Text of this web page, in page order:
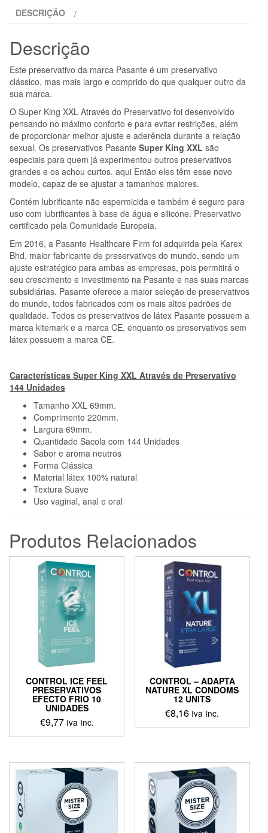
PRESERVATIVOS
KING
UNIDADES
DESCRIÇÃO
Descrição
Este preservativo da marca Pasante é um preservativo
clássico, mas mais largo e comprido do que qualquer outro da
sua marca.
O Super King XXL Através do Preservativo foi desenvolvido
pensando no máximo conforto e para evitar restrições, além
de proporcionar melhor ajuste e aderência durante a relação
sexual. Os preservativos Pasante Super King XXL são
especiais para quem já experimentou outros preservativos
grandes e os achou curtos. aqui Então eles têm esse novo
modelo, capaz de se ajustar a tamanhos maiores.
Contém lubrificante não espermicida e também é seguro para
uso com lubrificantes à base de água e silicone. Preservativo
certificado pela Comunidade Europeia.
Em 2016, a Pasante Healthcare Firm foi adquirida pela Karex
Bhd, maior fabricante de preservativos do mundo, sendo um
ajuste estratégico para ambas as empresas, pois permitirá o
seu crescimento e investimento na Pasante e nas suas marcas
subsidiárias. Pasante oferece a maior seleção de preservativos
do mundo, todos fabricados com os mais altos padrões de
qualidade. Todos os preservativos de látex Pasante possuem a
marca kitemark e a marca CE, enquanto os preservativos sem
látex possuem a marca CE.
Características Super King XXL Através de Preservativo
144 Unidades
Tamanho XXL 69mm.
Comprimento 220mm.
Largura 69mm.
Quantidade Sacola com 144 Unidades
Sabor e aroma neutros
Forma Clássica
Material látex 100% natural
Textura Suave
Uso vaginal, anal e oral
Produtos Relacionados
CONTROL ICE FEEL
PRESERVATIVOS
EFECTO FRIO 10
UNIDADES
€9,77 Iva Inc.
CONTROL – ADAPTA
NATURE XL CONDOMS
12 UNITS
€8,16 Iva Inc.